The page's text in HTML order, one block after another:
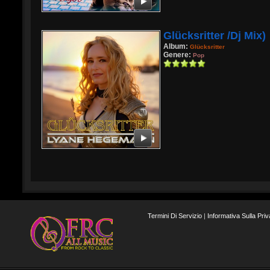
Glücksritter /Dj Mix)
Album: Glücksritter
Genere: Pop
Termini Di Servizio | Informativa Sulla